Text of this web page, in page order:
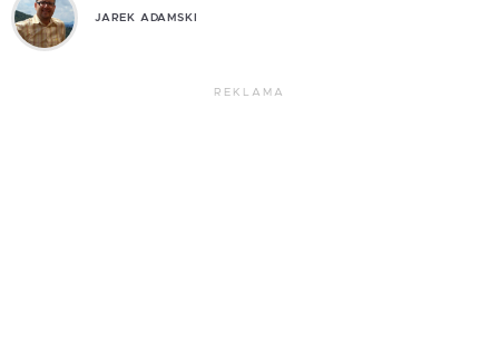
JAREK ADAMSKI
REKLAMA